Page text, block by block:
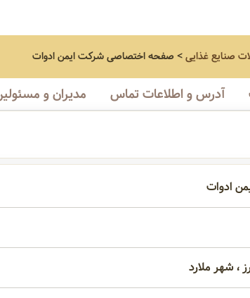
صنایع غذایی> صفحه اختصاصیشرکت ایمن ادوات
آدرس و اطلاعات تماس مدیران و
ادوات
، شهر ملارد